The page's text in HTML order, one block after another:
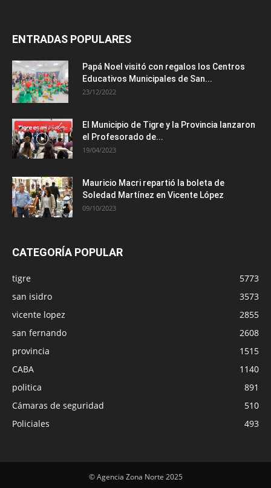
ENTRADAS POPULARES
Papá Noel visitó con regalos los Centros
Educativos Municipales de San...
23/12/2022
El Municipio de Tigre y la Provincia lanzaron
el Profesorado de...
19/04/2023
Mauricio Macri repartió la boleta de
Soledad Martínez en Vicente López
09/10/2023
CATEGORÍA POPULAR
tigre
5773
san isidro
3573
vicente lopez
2855
san fernando
2608
provincia
1515
CABA
1140
politica
891
Cámaras de seguridad
510
Policiales
493
© Agencia Zona Norte 2025